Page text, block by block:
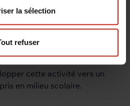
la sélection
refuser
fil » dans les résidences seniors,
cette activité vers un
en milieu scolaire.